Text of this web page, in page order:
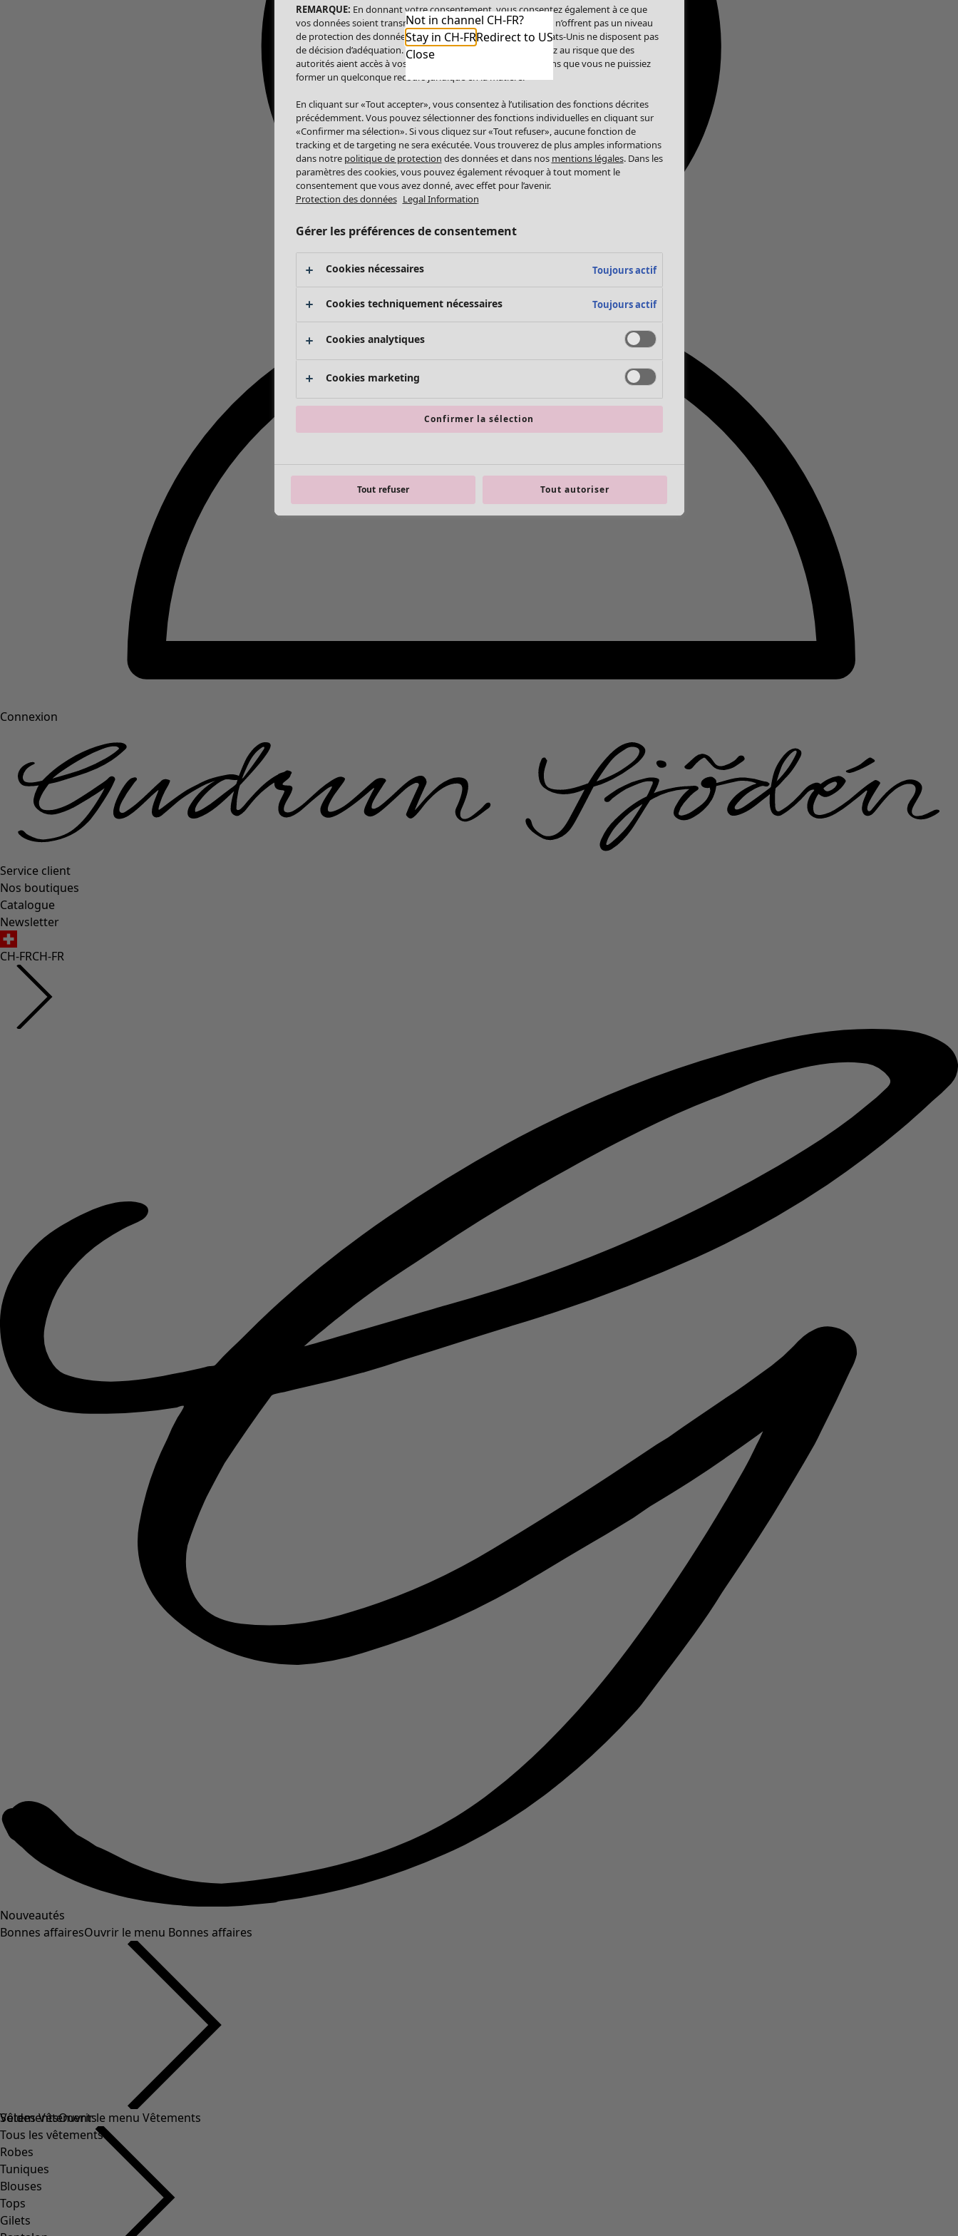
Connexion
Service client
Nos boutiques
Catalogue
Newsletter
CH-FRCH-FR
Nouveautés
Bonnes affairesOuvrir le menu Bonnes affaires
Soldes Vêtements
Tous les vêtements
Robes
Tuniques
Blouses
Tops
Gilets
VêtementsOuvrir le menu Vêtements
Not in channel CH-FR?
Stay in CH-FRRedirect to US
Close
REMARQUE: En donnant votre consentement, vous consentez également à ce que
vos données soient transmises aux États-Unis. Les États-Unis n’offrent pas un niveau
de protection des données comparable à celui de l’UE. Les États-Unis ne disposent pas
de décision d’adéquation. Par conséquent, vous vous exposez au risque que des
autorités aient accès à vos données à caractère personnel sans que vous ne puissiez
former un quelconque recours juridique en la matière.
En cliquant sur «Tout accepter», vous consentez à l’utilisation des fonctions décrites
précédemment. Vous pouvez sélectionner des fonctions individuelles en cliquant sur
«Confirmer ma sélection». Si vous cliquez sur «Tout refuser», aucune fonction de
tracking et de targeting ne sera exécutée. Vous trouverez de plus amples informations
dans notre politique de protection des données et dans nos mentions légales. Dans les
paramètres des cookies, vous pouvez également révoquer à tout moment le
consentement que vous avez donné, avec effet pour l’avenir.
Protection des données Legal Information
Gérer les préférences de consentement
Cookies nécessaires Toujours actif
Cookies techniquement nécessaires Toujours actif
Cookies analytiques
Cookies marketing
Confirmer la sélection
Tout refuser Tout autoriser